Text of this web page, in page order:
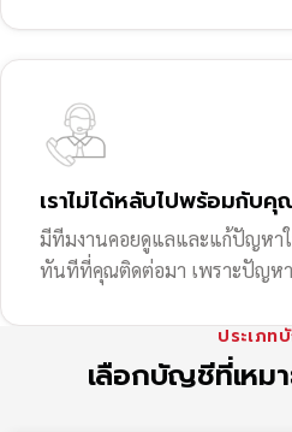
เราไม่ได้หลับไปพร้อมกับคุ
มีทีมงานคอยดูแลและแก้ปัญหา
ทันทีที่คุณติดต่อมา เพราะปัญห
ประเภท
เลือกบัญชีที่เหม